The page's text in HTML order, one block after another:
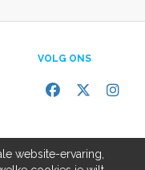
VOLG ONS
website-ervaring,